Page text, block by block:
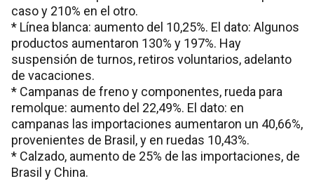
caso y 210% en el otro.
* Línea blanca: aumento del 10,25%. El dato: Algunos
productos aumentaron 130% y 197%. Hay
suspensión de turnos, retiros voluntarios, adelanto
de vacaciones.
* Campanas de freno y componentes, rueda para
remolque: aumento del 22,49%. El dato: en
campanas las importaciones aumentaron un 40,66%,
provenientes de Brasil, y en ruedas 10,43%.
* Calzado, aumento de 25% de las importaciones, de
Brasil y China.